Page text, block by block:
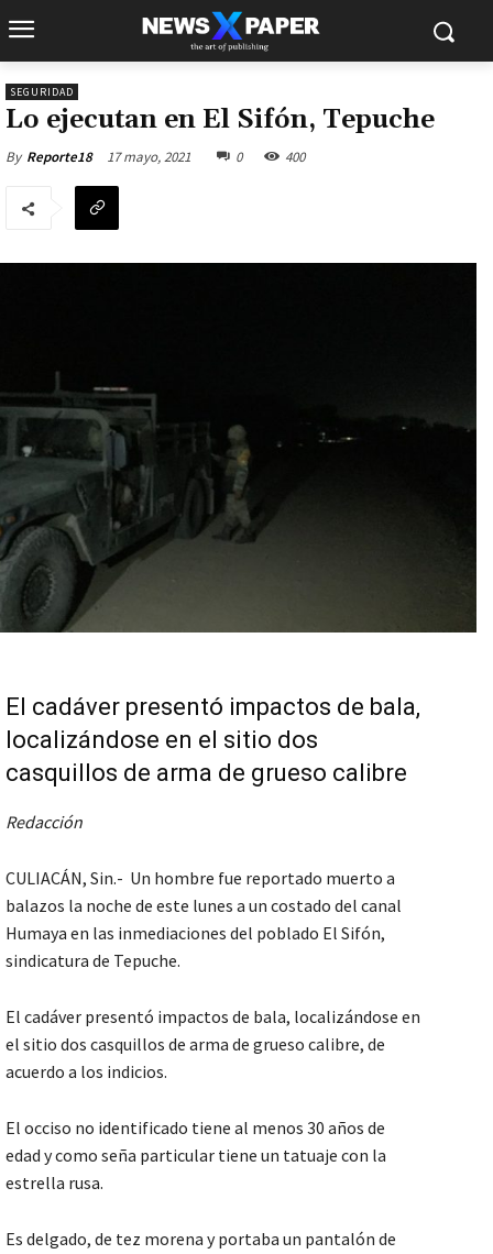
SEGURIDAD
Lo ejecutan en El Sifón, Tepuche
By Reporte18 17 mayo, 2021 0 400
El cadáver presentó impactos de bala,
localizándose en el sitio dos
casquillos de arma de grueso calibre
Redacción
CULIACÁN, Sin.- Un hombre fue reportado muerto a
balazos la noche de este lunes a un costado del canal
Humaya en las inmediaciones del poblado El Sifón,
sindicatura de Tepuche.
El cadáver presentó impactos de bala, localizándose en
el sitio dos casquillos de arma de grueso calibre, de
acuerdo a los indicios.
El occiso no identificado tiene al menos 30 años de
edad y como seña particular tiene un tatuaje con la
estrella rusa.
Es delgado, de tez morena y portaba un pantalón de